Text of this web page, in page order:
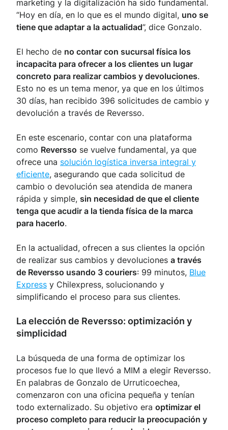
marketing y la digitalización ha sido fundamental.
“Hoy en día, en lo que es el mundo digital, uno se
tiene que adaptar a la actualidad”, dice Gonzalo.
El hecho de no contar con sucursal física los
incapacita para ofrecer a los clientes un lugar
concreto para realizar cambios y devoluciones.
Esto no es un tema menor, ya que en los últimos
30 días, han recibido 396 solicitudes de cambio y
devolución a través de Reversso.
En este escenario, contar con una plataforma
como Reversso se vuelve fundamental, ya que
ofrece una solución logística inversa integral y
eficiente, asegurando que cada solicitud de
cambio o devolución sea atendida de manera
rápida y simple, sin necesidad de que el cliente
tenga que acudir a la tienda física de la marca
para hacerlo.
En la actualidad, ofrecen a sus clientes la opción
de realizar sus cambios y devoluciones a través
de Reversso usando 3 couriers: 99 minutos, Blue
Express y Chilexpress, solucionando y
simplificando el proceso para sus clientes.
La elección de Reversso: optimización y
simplicidad
La búsqueda de una forma de optimizar los
procesos fue lo que llevó a MIM a elegir Reversso.
En palabras de Gonzalo de Urruticoechea,
comenzaron con una oficina pequeña y tenían
todo externalizado. Su objetivo era optimizar el
proceso completo para reducir la preocupación y